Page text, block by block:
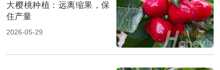
大樱桃种植：远离缩果，保
住产量
2026-05-29